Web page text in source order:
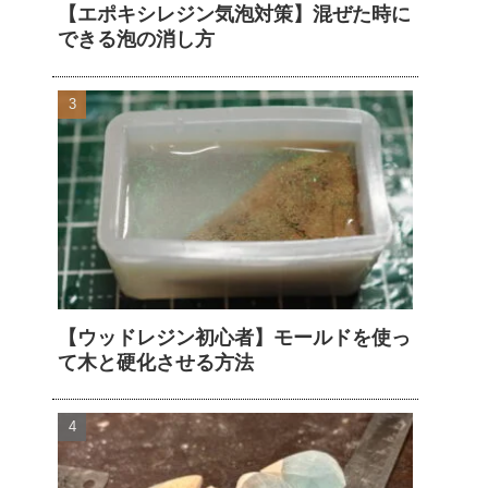
【エポキシレジン気泡対策】混ぜた時に
できる泡の消し方
【ウッドレジン初心者】モールドを使っ
て木と硬化させる方法